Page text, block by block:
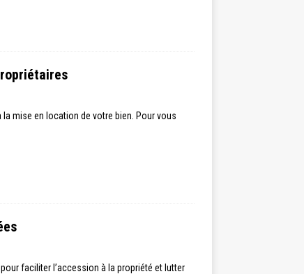
mise en location de votre bien. Pour vous
faciliter l’accession à la propriété et lutter